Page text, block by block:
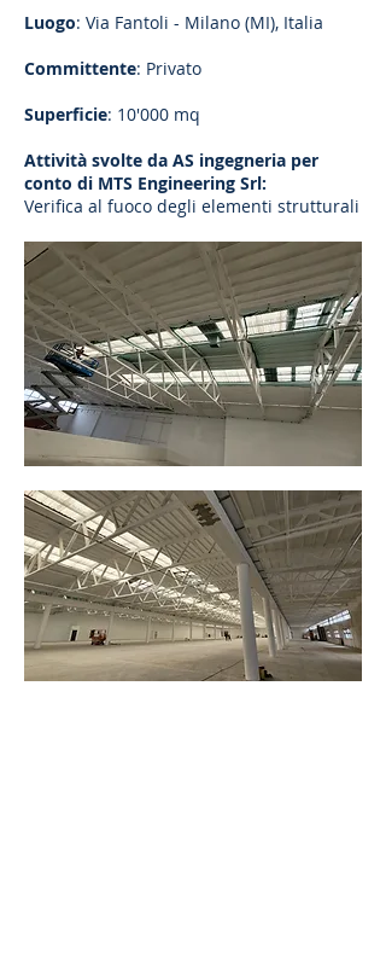
Luogo: Via Fantoli - Milano (MI), Italia
Committente: Privato
Superficie: 10'000 mq
Attività svolte da AS ingegneria per
conto di MTS Engineering Srl:
Verifica al fuoco degli elementi strutturali